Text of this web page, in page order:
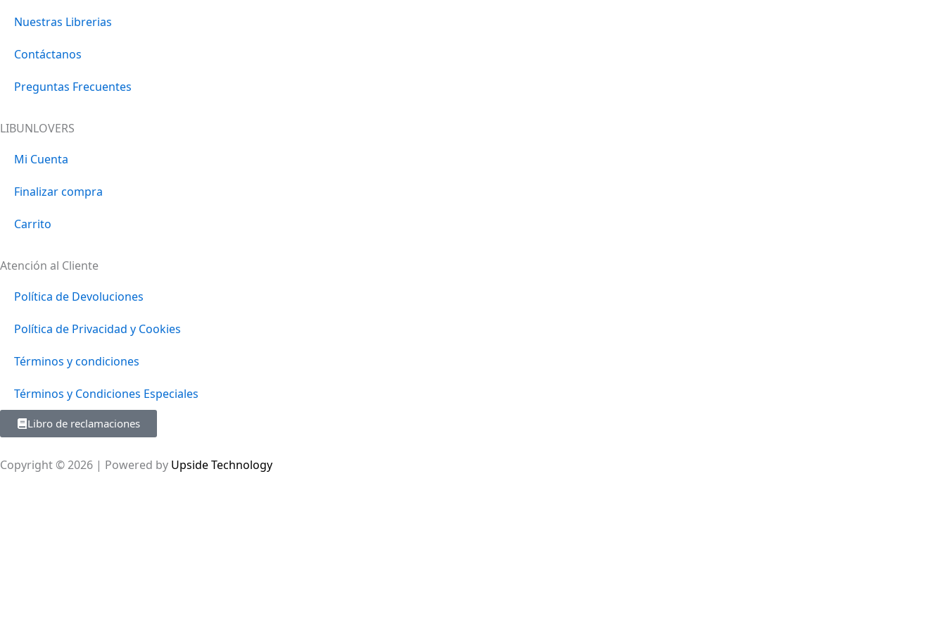
k a
m
Nuestras Librerias
Contáctanos
Preguntas Frecuentes
LIBUNLOVERS
Mi Cuenta
Finalizar compra
Carrito
Atención al Cliente
Política de Devoluciones
Política de Privacidad y Cookies
Términos y condiciones
Términos y Condiciones Especiales
Libro de reclamaciones
Copyright © 2026 | Powered by Upside Technology